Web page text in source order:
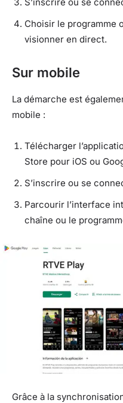
Choisir le programme
visionner en direct.
Sur mobile
La démarche est
mobile :
Télécharger
Store pour iOS ou
S’inscrire ou se
Parcourir l’interface
chaîne ou le
Grâce à la